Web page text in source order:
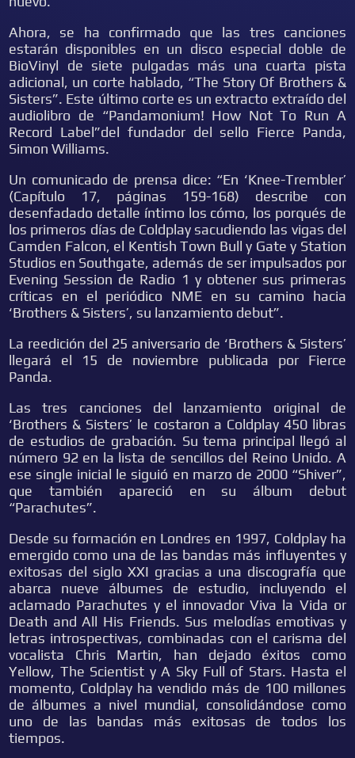
Ahora, se ha confirmado que las tres canciones
estarán disponibles en un disco especial doble de
BioVinyl de siete pulgadas más una cuarta pista
adicional, un corte hablado, “The Story Of Brothers &
Sisters”. Este último corte es un extracto extraído del
audiolibro de “Pandamonium! How Not To Run A
Record Label”del fundador del sello Fierce Panda,
Simon Williams.
Un comunicado de prensa dice: “En ‘Knee-Trembler’
(Capítulo 17, páginas 159-168) describe con
desenfadado detalle íntimo los cómo, los porqués de
los primeros días de Coldplay sacudiendo las vigas del
Camden Falcon, el Kentish Town Bull y Gate y Station
Studios en Southgate, además de ser impulsados por
Evening Session de Radio 1 y obtener sus primeras
críticas en el periódico NME en su camino hacia
‘Brothers & Sisters’, su lanzamiento debut”.
La reedición del 25 aniversario de ‘Brothers & Sisters’
llegará el 15 de noviembre publicada por Fierce
Panda.
Las tres canciones del lanzamiento original de
‘Brothers & Sisters’ le costaron a Coldplay 450 libras
de estudios de grabación. Su tema principal llegó al
número 92 en la lista de sencillos del Reino Unido. A
ese single inicial le siguió en marzo de 2000 “Shiver”,
que también apareció en su álbum debut
“Parachutes”.
Desde su formación en Londres en 1997, Coldplay ha
emergido como una de las bandas más influyentes y
exitosas del siglo XXI gracias a una discografía que
abarca nueve álbumes de estudio, incluyendo el
aclamado Parachutes y el innovador Viva la Vida or
Death and All His Friends. Sus melodías emotivas y
letras introspectivas, combinadas con el carisma del
vocalista Chris Martin, han dejado éxitos como
Yellow, The Scientist y A Sky Full of Stars. Hasta el
momento, Coldplay ha vendido más de 100 millones
de álbumes a nivel mundial, consolidándose como
uno de las bandas más exitosas de todos los
tiempos.